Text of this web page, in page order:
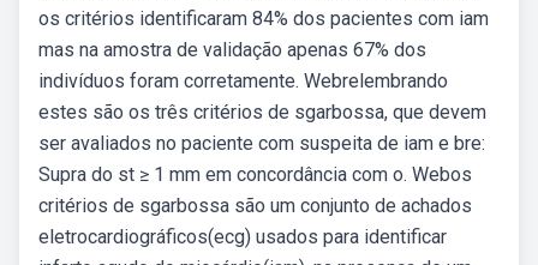
os critérios identificaram 84% dos pacientes com iam
mas na amostra de validação apenas 67% dos
indivíduos foram corretamente. Webrelembrando
estes são os três critérios de sgarbossa, que devem
ser avaliados no paciente com suspeita de iam e bre:
Supra do st ≥ 1 mm em concordância com o. Webos
critérios de sgarbossa são um conjunto de achados
eletrocardiográficos(ecg) usados para identificar